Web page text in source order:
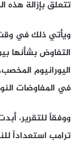
تتعلق بإزالة هذه
ويأتي ذلك في
التفاوض بشأنها
اليورانيوم
في المفاوضات
ووفقاً للتقرير،
ترامب استعداداً